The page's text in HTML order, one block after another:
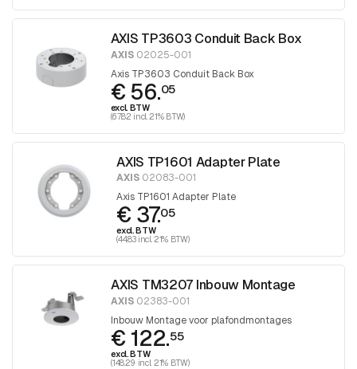
AXIS TP3603 Conduit Back Box
AXIS02025-001
Axis TP3603 Conduit Back Box
€ 56.05
excl. BTW
(67.82 incl. 21% BTW)
AXIS TP1601 Adapter Plate
AXIS 02083-001
Axis TP1601 Adapter Plate
€ 37.05
excl. BTW
(44.83 incl. 21% BTW)
AXIS TM3207 Inbouw Montage
AXIS 02383-001
Inbouw Montage voor plafondmontages
€ 122.55
excl. BTW
(148.29 incl. 21% BTW)